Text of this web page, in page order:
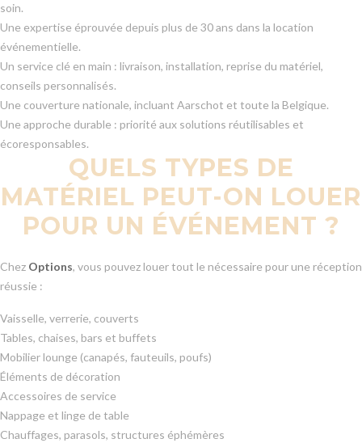
soin.
Une expertise éprouvée depuis plus de 30 ans dans la location
événementielle.
Un service clé en main : livraison, installation, reprise du matériel,
conseils personnalisés.
Une couverture nationale, incluant Aarschot et toute la Belgique.
Une approche durable : priorité aux solutions réutilisables et
écoresponsables.
QUELS TYPES DE
MATÉRIEL PEUT-ON LOUER
POUR UN ÉVÉNEMENT ?
Chez Options, vous pouvez louer tout le nécessaire pour une réception
réussie :
Vaisselle, verrerie, couverts
Tables, chaises, bars et buffets
Mobilier lounge (canapés, fauteuils, poufs)
Éléments de décoration
Accessoires de service
Nappage et linge de table
Chauffages, parasols, structures éphémères